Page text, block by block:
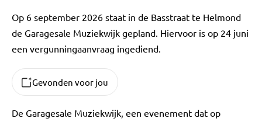
Op 6 september 2026 staat in de Basstraat te Helmond
de Garagesale Muziekwijk gepland. Hiervoor is op 24 juni
een vergunningaanvraag ingediend.
Gevonden voor jou
De Garagesale Muziekwijk, een evenement dat op